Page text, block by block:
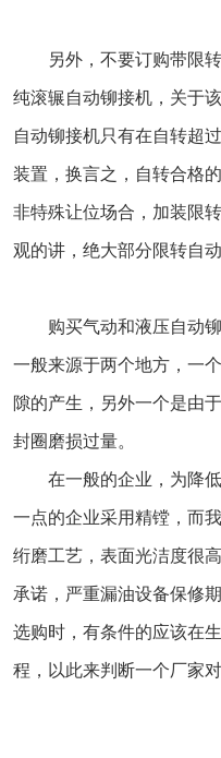
另外，不要订购带限转
纯滚辗自动铆接机，关于
自动铆接机只有在自转超
装置，换言之，自转合格
非特殊让位场合，加装限
观的讲，绝大部分限转自
购买气动和液压自动铆
一般来源于两个地方，一
隙的产生，另外一个是由
封圈磨损过量。
在一般的企业，为降低
一点的企业采用精镗，而
绗磨工艺，表面光洁度很
承诺，严重漏油设备保修
选购时，有条件的应该在
程，以此来判断一个厂家